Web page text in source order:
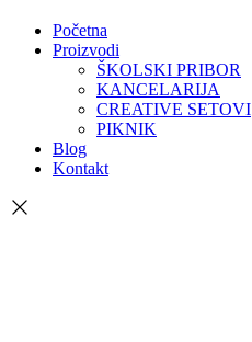
Početna
Proizvodi
ŠKOLSKI PRIBOR
KANCELARIJA
CREATIVE SETOVI
PIKNIK
Blog
Kontakt